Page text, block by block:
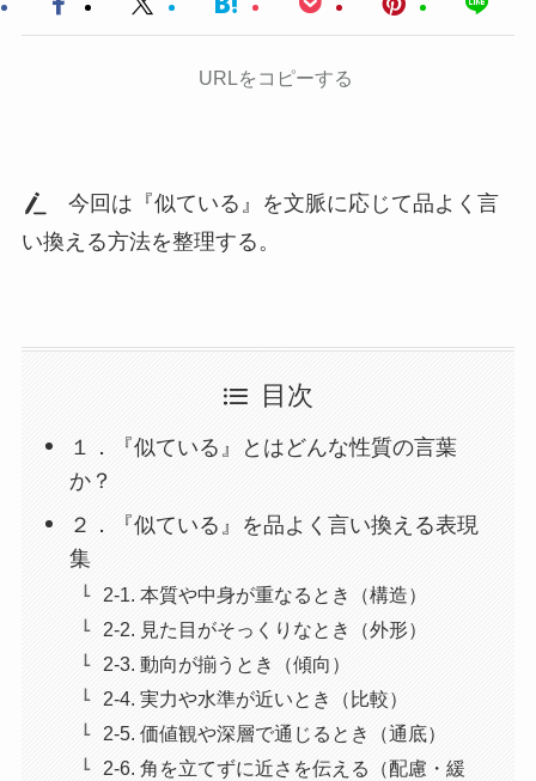
URLをコピーする
今回は『似ている』を文脈に応じて品よく言
い換える方法を整理する。
目次
１．『似ている』とはどんな性質の言葉
か？
２．『似ている』を品よく言い換える表現
集
2-1. 本質や中身が重なるとき（構造）
2-2. 見た目がそっくりなとき（外形）
2-3. 動向が揃うとき（傾向）
2-4. 実力や水準が近いとき（比較）
2-5. 価値観や深層で通じるとき（通底）
2-6. 角を立てずに近さを伝える（配慮・緩